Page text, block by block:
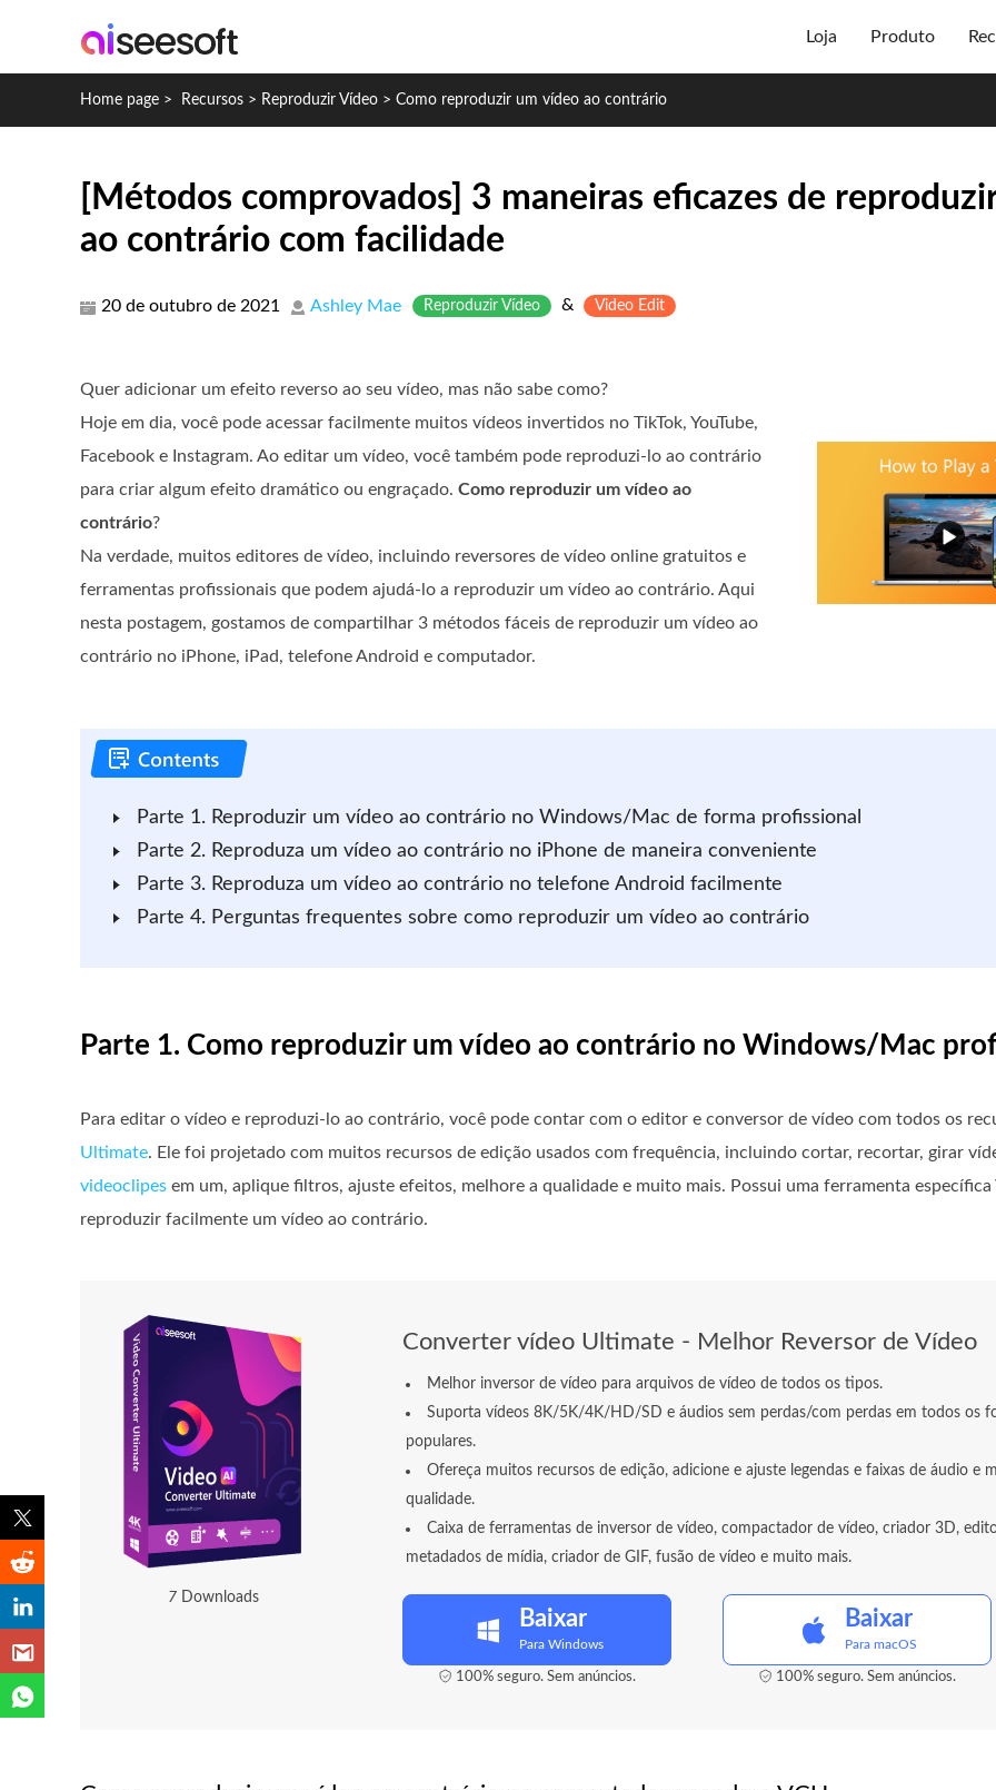
Loja Produto
Home page > Recursos > Reproduzir Vídeo > Como reproduzir um vídeo ao contrário
[Métodos comprovados] 3 maneiras eficazes de
ao contrário com facilidade
20 de outubro de 2021 Ashley Mae Reproduzir Vídeo & Video Edit
Quer adicionar um efeito reverso ao seu vídeo, mas não sabe como?
Hoje em dia, você pode acessar facilmente muitos vídeos invertidos no TikTok, YouTube,
Facebook e Instagram. Ao editar um vídeo, você também pode reproduzi-lo ao contrário
para criar algum efeito dramático ou engraçado. Como reproduzir um vídeo ao
contrário?
Na verdade, muitos editores de vídeo, incluindo reversores de vídeo online gratuitos e
ferramentas profissionais que podem ajudá-lo a reproduzir um vídeo ao contrário. Aqui
nesta postagem, gostamos de compartilhar 3 métodos fáceis de reproduzir um vídeo ao
contrário no iPhone, iPad, telefone Android e computador.
Parte 1. Reproduzir um vídeo ao contrário no Windows/Mac de forma profissional
Parte 2. Reproduza um vídeo ao contrário no iPhone de maneira conveniente
Parte 3. Reproduza um vídeo ao contrário no telefone Android facilmente
Parte 4. Perguntas frequentes sobre como reproduzir um vídeo ao contrário
Parte 1. Como reproduzir um vídeo ao contrário no Windows/Mac
Para editar o vídeo e reproduzi-lo ao contrário, você pode contar com o editor e conversor de vídeo com todos os
Ultimate. Ele foi projetado com muitos recursos de edição usados ​​com frequência, incluindo cortar, recortar, girar
videoclipes em um, aplique filtros, ajuste efeitos, melhore a qualidade e muito mais. Possui uma ferramenta específica
reproduzir facilmente um vídeo ao contrário.
7 Downloads
Converter vídeo Ultimate - Melhor Reversor de Vídeo
Melhor inversor de vídeo para arquivos de vídeo de todos os tipos.
Suporta vídeos 8K/5K/4K/HD/SD e áudios sem perdas/com perdas em todos os
populares.
Ofereça muitos recursos de edição, adicione e ajuste legendas e faixas de áudio e
qualidade.
Caixa de ferramentas de inversor de vídeo, compactador de vídeo, criador 3D,
metadados de mídia, criador de GIF, fusão de vídeo e muito mais.
Baixar
Para Windows
100% seguro. Sem anúncios.
Baixar
Para macOS
100% seguro. Sem anúncios.